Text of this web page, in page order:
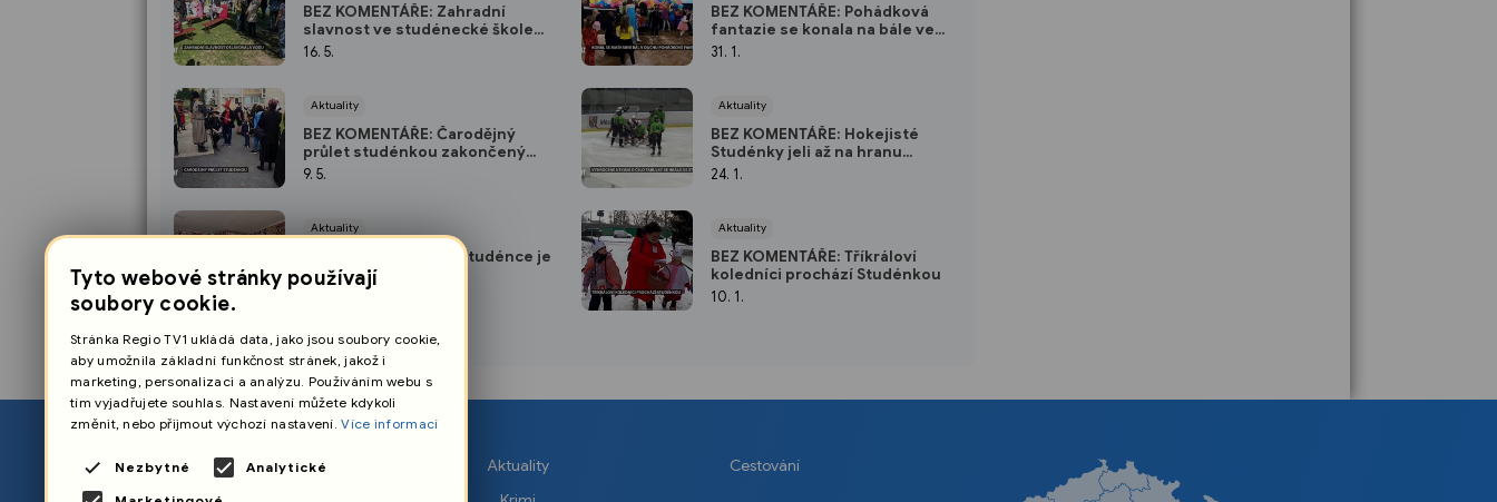
BEZ KOMENTÁŘE: Zahradní
slavnost ve studénecké škole
FKT
16. 5.
Aktuality
BEZ KOMENTÁŘE: Čarodějný
průlet studénkou zakončený
exkluzivním dortem
9. 5.
Aktuality
BEZ KOMENTÁŘE: Ve Studénce je
nejvíce vlaječek v ČR
BEZ KOMENTÁŘE: Pohádková
fantazie se konala na bále ve
Studénce
31. 1.
Aktuality
BEZ KOMENTÁŘE: Hokejisté
Studénky jeli až na hranu
možností
24. 1.
Aktuality
BEZ KOMENTÁŘE: Tříkráloví
koledníci prochází Studénkou
10. 1.
O nás
Aktuality
Cestování
Tyto webové stránky používají
soubory cookie.
Stránka Regio TV1 ukládá data, jako jsou soubory cookie,
aby umožnila základní funkčnost stránek, jakož i
marketing, personalizaci a analýzu. Používáním webu s
tím vyjadřujete souhlas. Nastavení můžete kdykoli
změnit, nebo přijmout výchozí nastavení.Více informací
Nezbytné
Analytické